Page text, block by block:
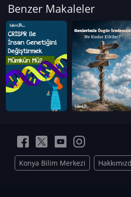
Benzer Makaleler
Konya Bilim Merkezi